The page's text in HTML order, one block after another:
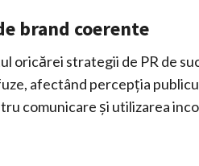
brand coerente
strategii de PR de
afectând percepția
comunicare și utilizarea